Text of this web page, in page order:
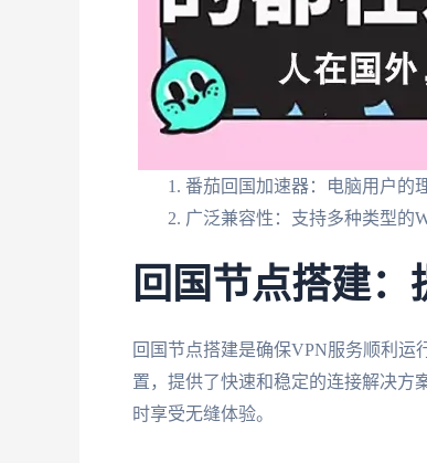
番茄回国加速器：电脑用户的
广泛兼容性：支持多种类型的
回国节点搭建：
回国节点搭建是确保VPN服务顺利
置，提供了快速和稳定的连接解决方
时享受无缝体验。